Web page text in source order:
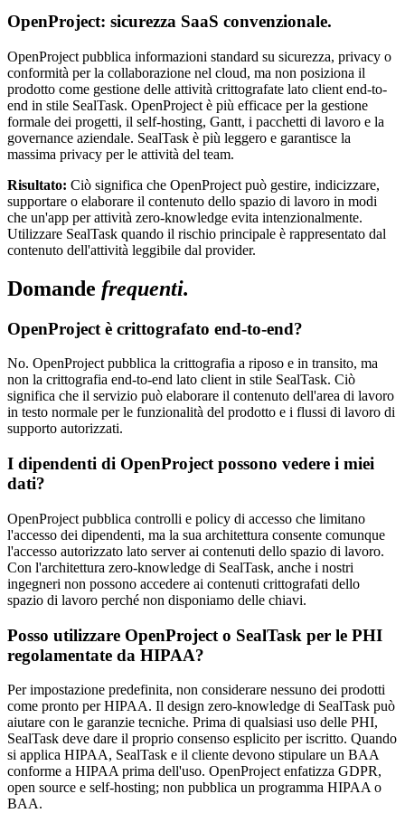
OpenProject: sicurezza SaaS convenzionale.
OpenProject pubblica informazioni standard su sicurezza, privacy o
conformità per la collaborazione nel cloud, ma non posiziona il
prodotto come gestione delle attività crittografate lato client end-to-
end in stile SealTask. OpenProject è più efficace per la gestione
formale dei progetti, il self-hosting, Gantt, i pacchetti di lavoro e la
governance aziendale. SealTask è più leggero e garantisce la
massima privacy per le attività del team.
Risultato: Ciò significa che OpenProject può gestire, indicizzare,
supportare o elaborare il contenuto dello spazio di lavoro in modi
che un'app per attività zero-knowledge evita intenzionalmente.
Utilizzare SealTask quando il rischio principale è rappresentato dal
contenuto dell'attività leggibile dal provider.
Domande frequenti.
OpenProject è crittografato end-to-end?
No. OpenProject pubblica la crittografia a riposo e in transito, ma
non la crittografia end-to-end lato client in stile SealTask. Ciò
significa che il servizio può elaborare il contenuto dell'area di lavoro
in testo normale per le funzionalità del prodotto e i flussi di lavoro di
supporto autorizzati.
I dipendenti di OpenProject possono vedere i miei
dati?
OpenProject pubblica controlli e policy di accesso che limitano
l'accesso dei dipendenti, ma la sua architettura consente comunque
l'accesso autorizzato lato server ai contenuti dello spazio di lavoro.
Con l'architettura zero-knowledge di SealTask, anche i nostri
ingegneri non possono accedere ai contenuti crittografati dello
spazio di lavoro perché non disponiamo delle chiavi.
Posso utilizzare OpenProject o SealTask per le PHI
regolamentate da HIPAA?
Per impostazione predefinita, non considerare nessuno dei prodotti
come pronto per HIPAA. Il design zero-knowledge di SealTask può
aiutare con le garanzie tecniche. Prima di qualsiasi uso delle PHI,
SealTask deve dare il proprio consenso esplicito per iscritto. Quando
si applica HIPAA, SealTask e il cliente devono stipulare un BAA
conforme a HIPAA prima dell'uso. OpenProject enfatizza GDPR,
open source e self-hosting; non pubblica un programma HIPAA o
BAA.